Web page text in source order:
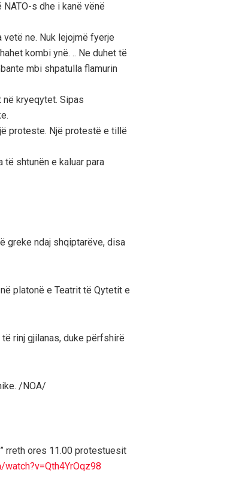
s dhe i kanë vënë
vetë ne. Nuk lejojmë fyerje
kombi ynë. .. Ne duhet të
mbi shpatulla flamurin
kryeqytet. Sipas
proteste. Një protestë e tillë
të shtunën e kaluar para
greke ndaj shqiptarëve, disa
platonë e Teatrit të Qytetit e
rinj gjilanas, duke përfshirë
/NOA/
rreth ores 11.00 protestuesit